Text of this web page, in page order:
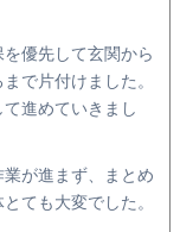
優先して玄関から
で片付けました。
進めていきまし
が進まず、まとめ
ても大変でした。